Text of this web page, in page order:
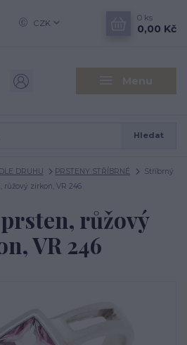
Menu
CZK
Hledat
0 ks
0,00 Kč
DRUHU PRSTENY STŘÍBRNÉ
Stříbrný
růžový zirkon, VR 246
růžový
VR 246